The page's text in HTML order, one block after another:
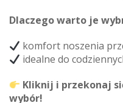
Dlaczego warto je
komfort noszenia
idealne do
Kliknij i przekonaj
wybór!